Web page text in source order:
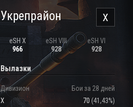
X
Укрепрайон
eSH X
966
eSH VIII
928
eSH VI
928
Вылазки
Дивизион
Бои за 28 дней
X
70 (41,43%)